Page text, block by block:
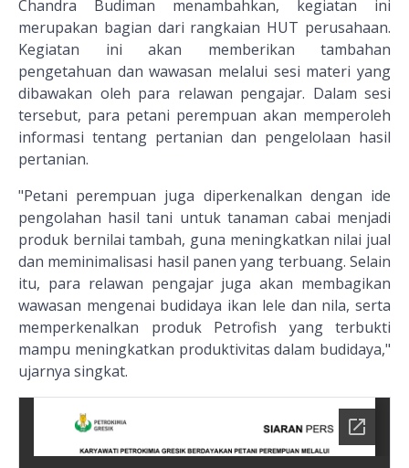
Chandra Budiman menambahkan, kegiatan ini
merupakan bagian dari rangkaian HUT perusahaan.
Kegiatan ini akan memberikan tambahan
pengetahuan dan wawasan melalui sesi materi yang
dibawakan oleh para relawan pengajar. Dalam sesi
tersebut, para petani perempuan akan memperoleh
informasi tentang pertanian dan pengelolaan hasil
pertanian.
"Petani perempuan juga diperkenalkan dengan ide
pengolahan hasil tani untuk tanaman cabai menjadi
produk bernilai tambah, guna meningkatkan nilai jual
dan meminimalisasi hasil panen yang terbuang. Selain
itu, para relawan pengajar juga akan membagikan
wawasan mengenai budidaya ikan lele dan nila, serta
memperkenalkan produk Petrofish yang terbukti
mampu meningkatkan produktivitas dalam budidaya,"
ujarnya singkat.